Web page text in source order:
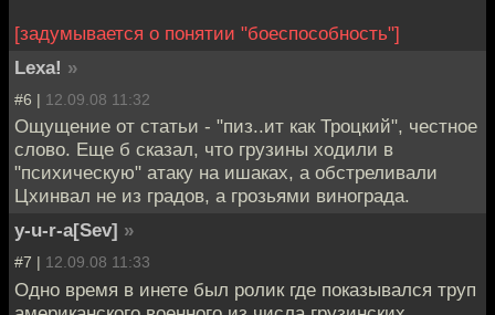
[задумывается о понятии "боеспособность"]
Lexa! »
#6 | 12.09.08 11:32
Ощущение от статьи - "пиз..ит как Троцкий", честное
слово. Еще б сказал, что грузины ходили в
"психическую" атаку на ишаках, а обстреливали
Цхинвал не из градов, а грозьями винограда.
y-u-r-a[Sev] »
#7 | 12.09.08 11:33
Одно время в инете был ролик где показывался труп